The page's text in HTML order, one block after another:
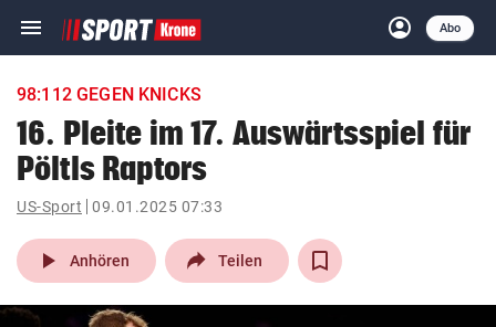
menu Navigation
ein-/ausklappen
account_circle
Anmelden
Abo
close Schließen
account_circle Anmelden
pin_drop
Wien arrow_right
bookmark
98:112 GEGEN KNICKS
16. Pleite im 17. Auswärtsspiel für
Pöltls Raptors
US-Sport 09.01.2025 07:33
play_arrow Anhören Teilen